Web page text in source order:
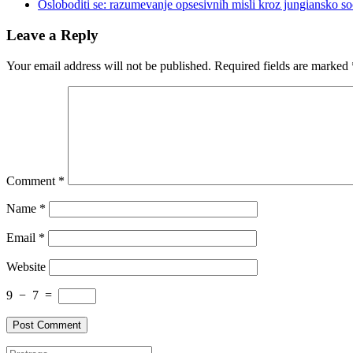
Osloboditi se: razumevanje opsesivnih misli kroz jungiansko
Leave a Reply
Your email address will not be published. Required fields are marked
Comment *
Name *
Email *
Website
9 − 7 =